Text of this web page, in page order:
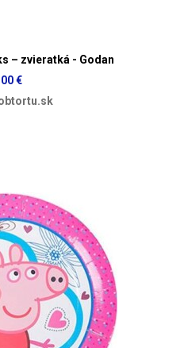
– zvieratká - Godan
€